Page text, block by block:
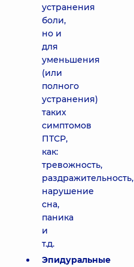
устранения
боли,
но и
для
уменьшения
(или
полного
устранения)
таких
симптомов
ПТСР,
как:
тревожность,
раздражительность,
нарушение
сна,
паника
и
т.д.
Эпидуральные